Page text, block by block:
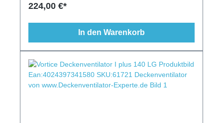
Design, hohe Luftleistung, stabiler Lauf
224,00 €*
In den Warenkorb